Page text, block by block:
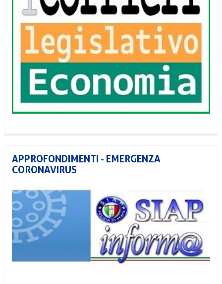
APPROFONDIMENTI - EMERGENZA
CORONAVIRUS